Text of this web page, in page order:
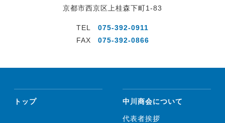
京都市西京区上桂森下町1-83
TEL
075-392-0911
FAX
075-392-0866
トップ 中川商会について
代表者挨拶